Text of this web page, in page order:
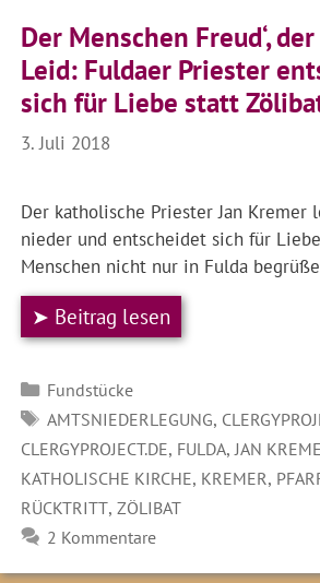
Der Menschen Freud‘,
Leid: Fuldaer Priester
sich für Liebe statt
3. Juli 2018
Der katholische Priester Jan Kremer
nieder und entscheidet sich für
Menschen nicht nur in Fulda
➤ Beitrag lesen
Kategorien
Fundstücke
SCHLAGWÖRTER
AMTSNIEDERLEGUNG,
CLERGYPROJECT.DE, FULDA,JAN
KATHOLISCHE KIRCHE, KREMER,
RÜCKTRITT,ZÖLIBAT
2 Kommentare